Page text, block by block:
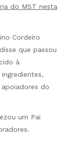
do MST nesta
Cordeiro
que passou
à
do
um Pai